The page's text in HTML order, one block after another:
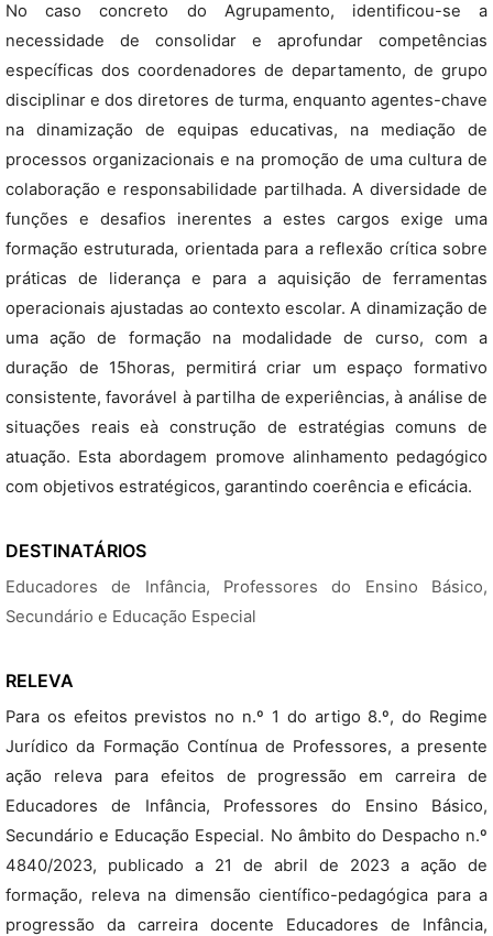
No caso concreto do Agrupamento, identificou-se a
necessidade de consolidar e aprofundar competências
específicas dos coordenadores de departamento, de grupo
disciplinar e dos diretores de turma, enquanto agentes-chave
na dinamização de equipas educativas, na mediação de
processos organizacionais e na promoção de uma cultura de
colaboração e responsabilidade partilhada. A diversidade de
funções e desafios inerentes a estes cargos exige uma
formação estruturada, orientada para a reflexão crítica sobre
práticas de liderança e para a aquisição de ferramentas
operacionais ajustadas ao contexto escolar. A dinamização de
uma ação de formação na modalidade de curso, com a
duração de 15horas, permitirá criar um espaço formativo
consistente, favorável à partilha de experiências, à análise de
situações reais eà construção de estratégias comuns de
atuação. Esta abordagem promove alinhamento pedagógico
com objetivos estratégicos, garantindo coerência e eficácia.
DESTINATÁRIOS
Educadores de Infância, Professores do Ensino Básico,
Secundário e Educação Especial
RELEVA
Para os efeitos previstos no n.º 1 do artigo 8.º, do Regime
Jurídico da Formação Contínua de Professores, a presente
ação releva para efeitos de progressão em carreira de
Educadores de Infância, Professores do Ensino Básico,
Secundário e Educação Especial. No âmbito do Despacho n.º
4840/2023, publicado a 21 de abril de 2023 a ação de
formação, releva na dimensão científico-pedagógica para a
progressão da carreira docente Educadores de Infância,